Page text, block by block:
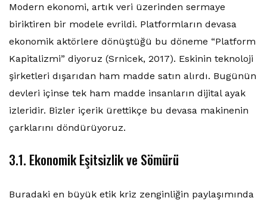
Modern ekonomi, artık veri üzerinden sermaye
biriktiren bir modele evrildi. Platformların devasa
ekonomik aktörlere dönüştüğü bu döneme “Platform
Kapitalizmi” diyoruz (Srnicek, 2017). Eskinin teknoloji
şirketleri dışarıdan ham madde satın alırdı. Bugünün
devleri içinse tek ham madde insanların dijital ayak
izleridir. Bizler içerik ürettikçe bu devasa makinenin
çarklarını döndürüyoruz.
3.1. Ekonomik Eşitsizlik ve Sömürü
Buradaki en büyük etik kriz zenginliğin paylaşımında